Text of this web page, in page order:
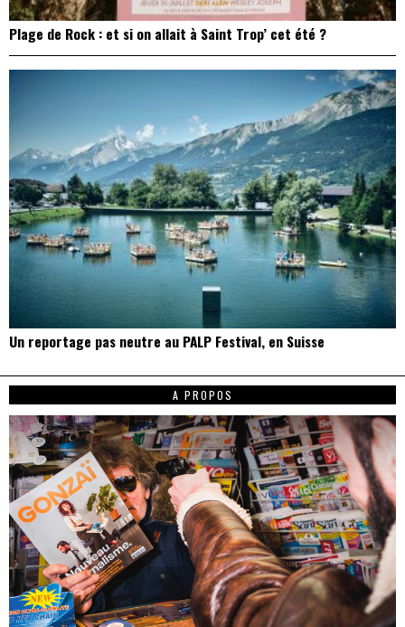
Plage de Rock : et si on allait à Saint Trop’ cet été ?
Un reportage pas neutre au PALP Festival, en Suisse
A PROPOS